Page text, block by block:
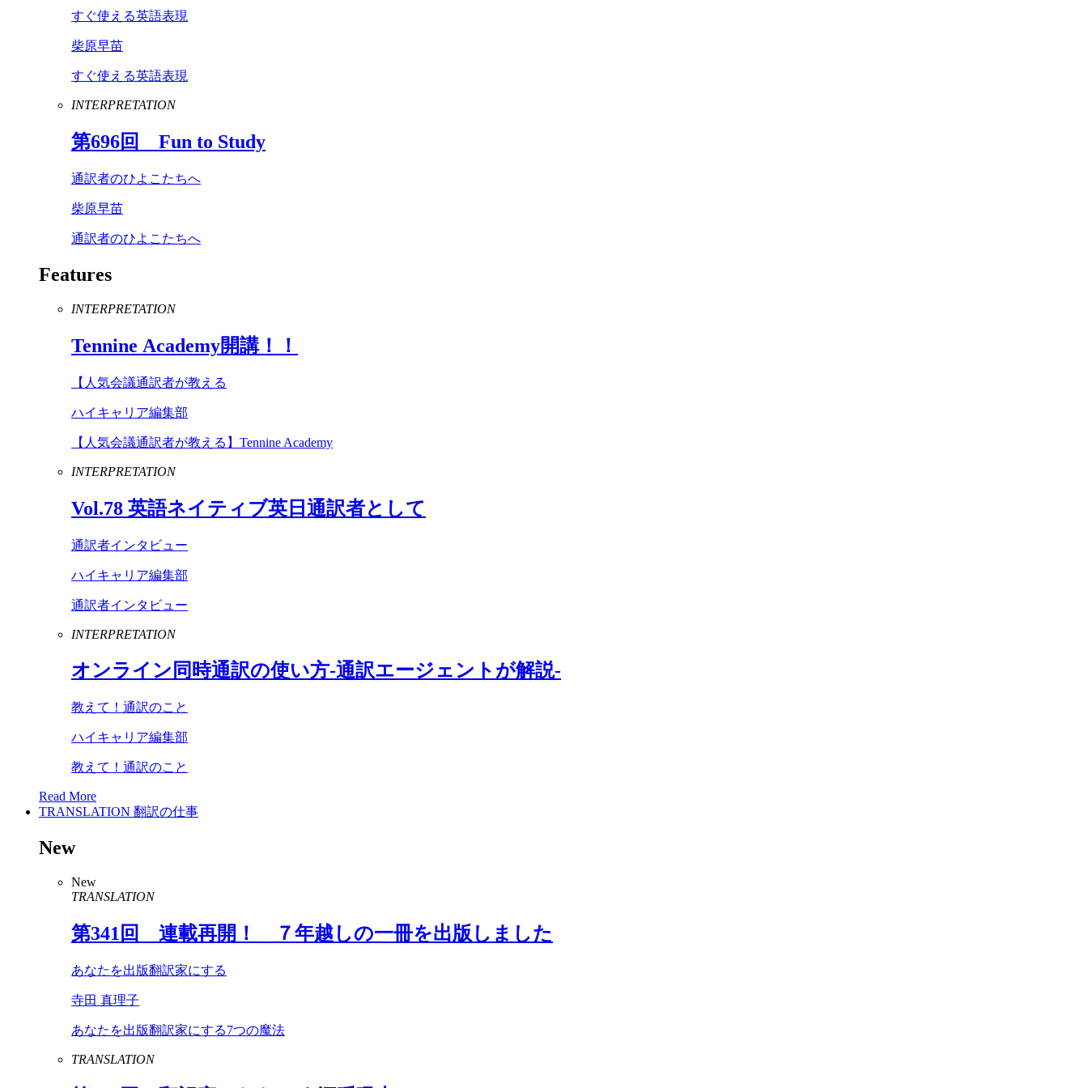
すぐ使える英語表現
柴原早苗
すぐ使える英語表現
INTERPRETATION
第696回 Fun to Study
通訳者のひよこたちへ
柴原早苗
通訳者のひよこたちへ
Features
INTERPRETATION
Tennine Academy開講！！
【人気会議通訳者が教える
ハイキャリア編集部
【人気会議通訳者が教える】Tennine Academy
INTERPRETATION
Vol.78 英語ネイティブ英日通訳者として
通訳者インタビュー
ハイキャリア編集部
通訳者インタビュー
INTERPRETATION
オンライン同時通訳の使い方-通訳エージェントが解説-
教えて！通訳のこと
ハイキャリア編集部
教えて！通訳のこと
Read More
TRANSLATION 翻訳の仕事
New
New
TRANSLATION
第341 回 連載再開！ ７年越しの一冊を出版しました
あなたを出版翻訳家にする
寺田 真理子
あなたを出版翻訳家にする7つの魔法
TRANSLATION